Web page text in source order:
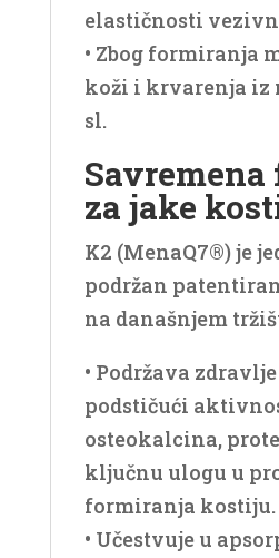
elastičnosti
• Zbog formiranja
koži i krvarenja iz
sl.
za jake
K2 (MenaQ7®) je
podržan
na današnjem
• Podržava
podstičući
osteokalcina,
ključnu ulogu u
formiranja kostiju.
• Učestvuje u